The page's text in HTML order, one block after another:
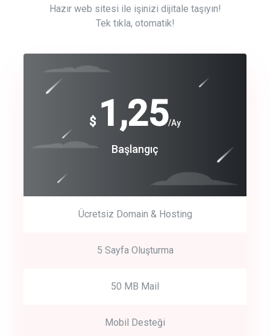
Hazır web sitesi ile işinizi dijitale taşıyın!
Tek tıkla, otomatik!
$ 1,25/Ay
Başlangıç
Ücretsiz Domain & Hosting
5 Sayfa Oluşturma
50 MB Mail
Mobil Desteği
Free
Basic